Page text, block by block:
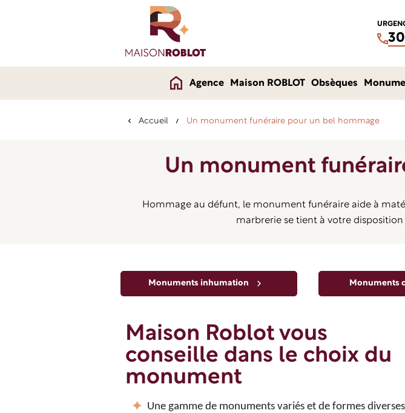
Agence Maison ROBLOT Obsèques
Accueil Un monument funéraire pour un bel hommage
Un monument
Hommage au défunt, le monument funéraire aide à
marbrerie se tient à votre
Monuments inhumation Monuments
Maison Roblot vous
conseille dans le choix du
monument
Une gamme de monuments variés et de formes diverses